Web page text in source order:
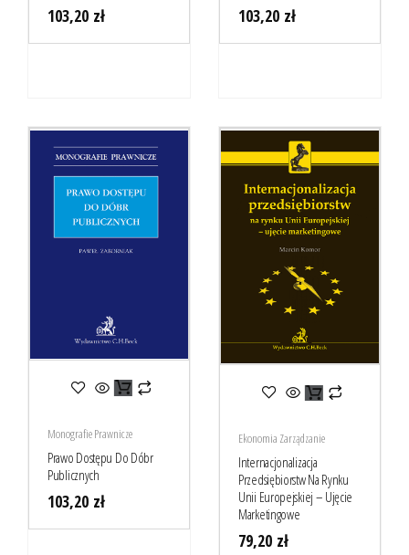
103,20 zł 103,20 zł
Monografie Prawnicze
Prawo Dostępu Do Dóbr
Publicznych
103,20 zł
Ekonomia Zarządzanie
Internacjonalizacja
Przedsiębiorstw Na Rynku
Unii Europejskiej – Ujęcie
Marketingowe
79,20 zł